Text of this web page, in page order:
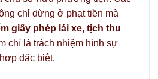
chỉ dừng ở phạt tiền mà
giấy phép lái xe, tịch thu
chí là trách nhiệm hình sự
đặc biệt.